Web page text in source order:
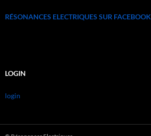
RÉSONANCES ELECTRIQUES SUR FACEBOOK
LOGIN
login